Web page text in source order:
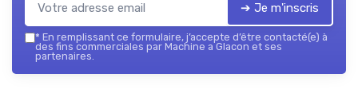
➔ Je m'inscris
* En remplissant ce formulaire, j’accepte d’être contacté(e) à
des fins commerciales par Machine a Glacon et ses
partenaires.